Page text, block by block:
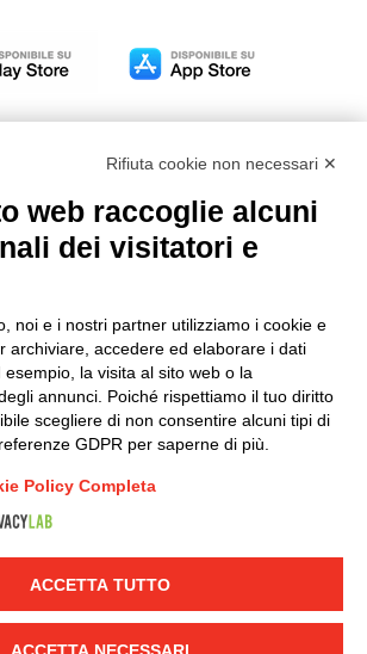
LINKEDIN YOUTUBE
- -
Cookie-Yourbiz
gestione e controllo – D. lgs.
231/2001
di vendita DKC Power Solutions
generali di acquisto
Codice etico
Rifiuta cookie non necessari ✕
web raccoglie alcuni
dei visitatori e
noi e i nostri partner utilizziamo i cookie e
archiviare, accedere ed elaborare i dati
la visita al sito web o la
annunci. Poiché rispettiamo il tuo diritto
scegliere di non consentire alcuni tipi di
GDPR per saperne di più.
Policy Completa
ACCETTA TUTTO
ACCETTA NECESSARI